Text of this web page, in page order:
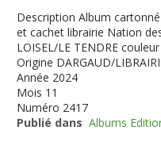
Description Album
et cachet librairie Nation
LOISEL/LE TENDRE
Origine DARGAUD/
Année 2024
Mois 11
Numéro 2417
Publié dans Albums